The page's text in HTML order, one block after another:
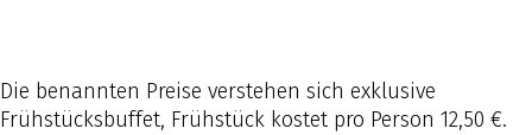
Die benannten Preise verstehen sich exklusive
Frühstücksbuffet, Frühstück kostet pro Person 12,50 €.